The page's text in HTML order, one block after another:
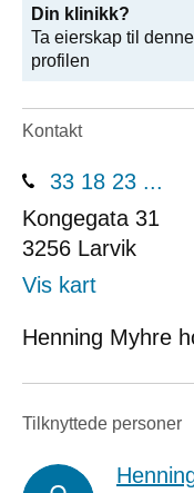
Din klinikk?
Ta eierskap til denne
profilen
Kontakt
33 18 23 ...
Kongegata 31
3256 Larvik
Vis kart
Henning Myhre
Tilknyttede personer